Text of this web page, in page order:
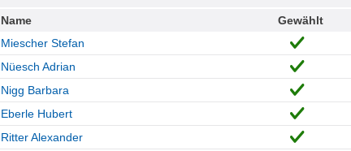
Name Gewählt
Miescher Stefan
Nüesch Adrian
Nigg Barbara
Eberle Hubert
Ritter Alexander